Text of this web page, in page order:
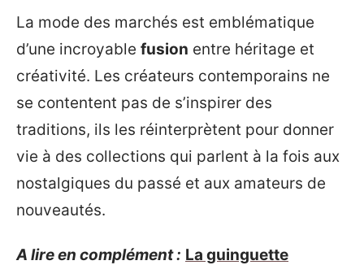
La mode des marchés est emblématique
d’une incroyable fusion entre héritage et
créativité. Les créateurs contemporains ne
se contentent pas de s’inspirer des
traditions, ils les réinterprètent pour donner
vie à des collections qui parlent à la fois aux
nostalgiques du passé et aux amateurs de
nouveautés.
A lire en complément : La guinguette